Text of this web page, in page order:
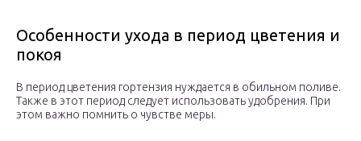
Особенности ухода в период цветения и
покоя
В период цветения гортензия нуждается в обильном поливе.
Также в этот период следует использовать удобрения. При
этом важно помнить о чувстве меры.